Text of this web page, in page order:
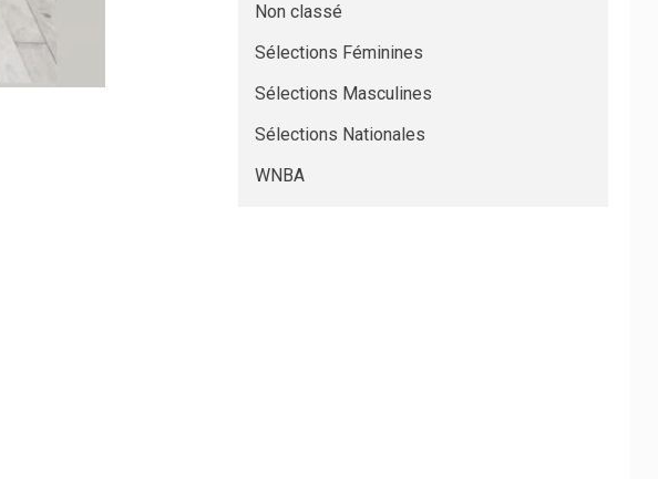
Non classé
Sélections Féminines
Sélections Masculines
Sélections Nationales
WNBA